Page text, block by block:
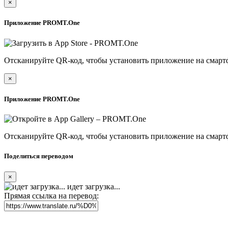
×
Приложение PROMT.One
Отсканируйте QR-код, чтобы установить приложение на
×
Приложение PROMT.One
Отсканируйте QR-код, чтобы установить приложение на
Поделиться переводом
×
идет загрузка...
Прямая ссылка на перевод: